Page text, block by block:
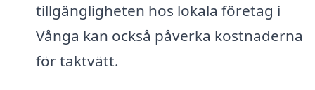
tillgängligheten hos lokala företag i
Vånga kan också påverka kostnaderna
för taktvätt.